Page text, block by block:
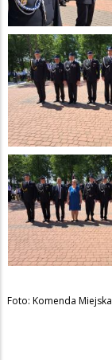
Foto: Komenda